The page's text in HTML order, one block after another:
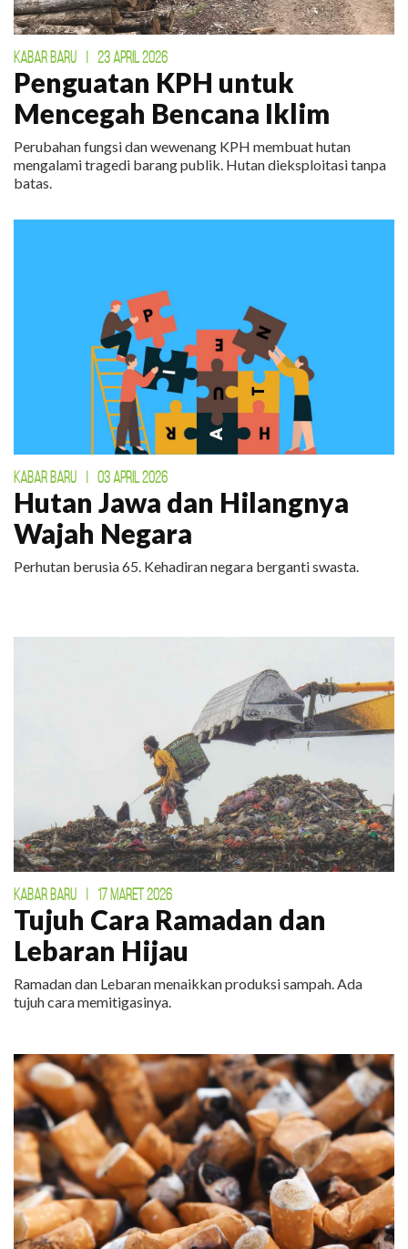
KABAR BARU 23 APRIL 2026
Penguatan KPH untuk
Mencegah Bencana Iklim
Perubahan fungsi dan wewenang KPH membuat hutan
mengalami tragedi barang publik. Hutan dieksploitasi tanpa
batas.
KABAR BARU 03 APRIL 2026
Hutan Jawa dan Hilangnya
Wajah Negara
Perhutan berusia 65. Kehadiran negara berganti swasta.
KABAR BARU | 17 MARET 2026
Tujuh Cara Ramadan dan
Lebaran Hijau
Ramadan dan Lebaran menaikkan produksi sampah. Ada
tujuh cara memitigasinya.